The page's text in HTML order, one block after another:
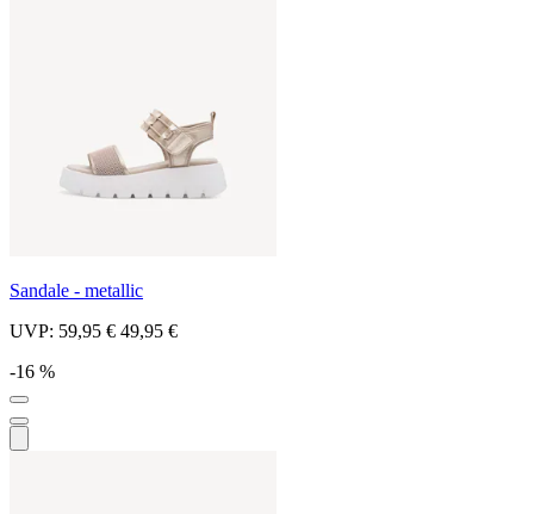
Sandale - metallic
UVP: 59,95 € 49,95 €
-16 %